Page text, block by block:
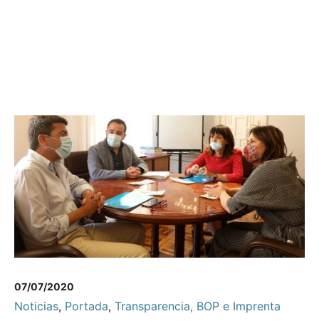
07/07/2020
Noticias, Portada, Transparencia, BOP e Imprenta